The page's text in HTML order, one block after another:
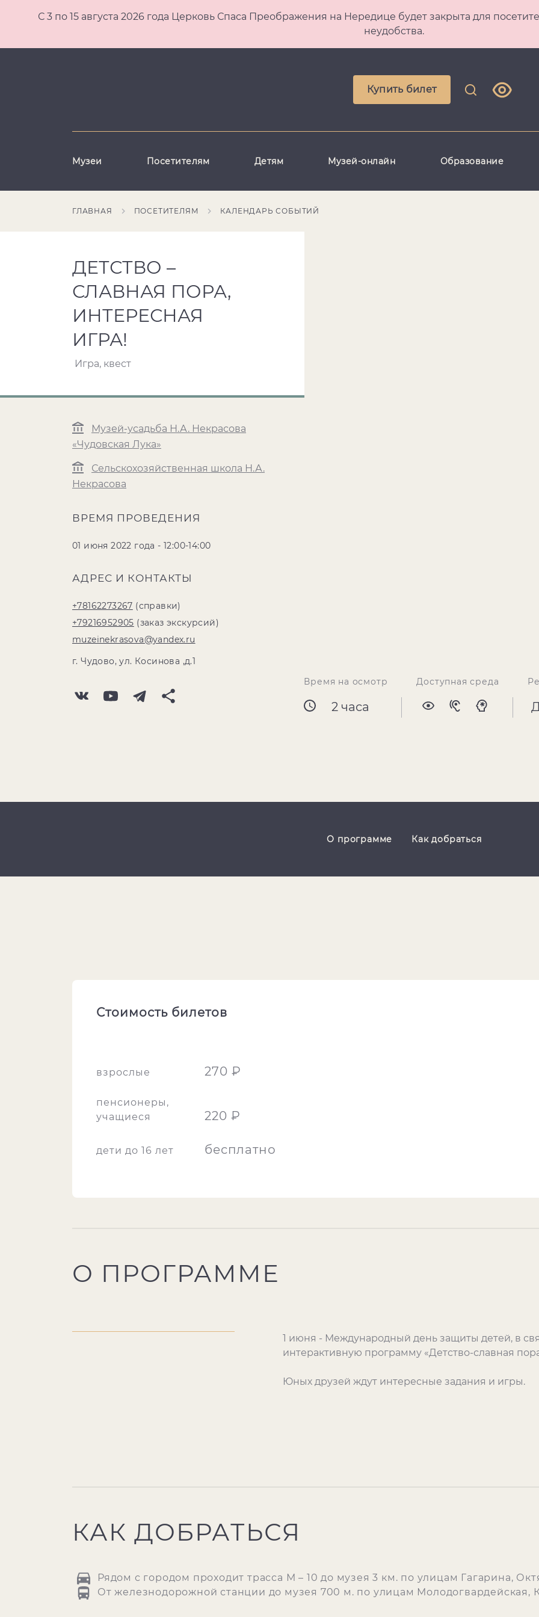
С 3 по 15 августа 2026 года Церковь Спаса Преображения на Нередице будет закрыта для
неудобства.
Купить билет
Музеи Посетителям Детям Музей-онлайн Образование
ГЛАВНАЯ ПОСЕТИТЕЛЯМ КАЛЕНДАРЬ СОБЫТИЙ
ДЕТСТВО –
СЛАВНАЯ ПОРА,
ИНТЕРЕСНАЯ
ИГРА!
Игра, квест
Музей-усадьба Н.А. Некрасова
«Чудовская Лука»
Сельскохозяйственная школа Н.А.
Некрасова
ВРЕМЯ ПРОВЕДЕНИЯ
01 июня 2022 года - 12:00-14:00
АДРЕС И КОНТАКТЫ
+78162273267 (справки)
+79216952905 (заказ экскурсий)
muzeinekrasova@yandex.ru
г. Чудово, ул. Косинова ,д.1
Время на осмотр
2 часа
Доступная среда
О программе Как добраться
Стоимость билетов
взрослые 270 ₽
пенсионеры,
учащиеся
220 ₽
дети до 16 лет бесплатно
О ПРОГРАММЕ
1 июня - Международный день защиты детей, в
интерактивную программу «Детство-славная
Юных друзей ждут интересные задания и игры.
КАК ДОБРАТЬСЯ
Рядом с городом проходит трасса М – 10 до музея 3 км. по улицам Гагарина,
От железнодорожной станции до музея 700 м. по улицам Молодогвардейская,